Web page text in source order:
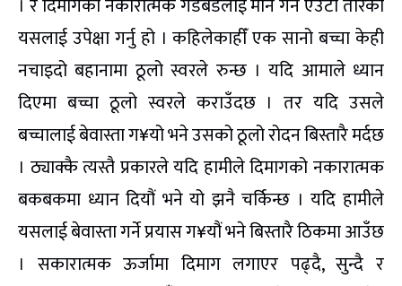
यसलाई उपेक्षा गर्नु हो । कहिलेकाहीँ एक सानो बच्चा केही
नचाइदो बहानामा ठूलो स्वरले रुन्छ । यदि आमाले ध्यान
दिएमा बच्चा ठूलो स्वरले कराउँदछ । तर यदि उसले
बच्चालाई बेवास्ता ग¥यो भने उसको ठूलो रोदन बिस्तारै मर्दछ
। ठ्याक्कै त्यस्तै प्रकारले यदि हामीले दिमागको नकारात्मक
बकबकमा ध्यान दियौं भने यो झनै चर्किन्छ । यदि हामीले
यसलाई बेवास्ता गर्ने प्रयास ग¥यौं भने बिस्तारै ठिकमा आउँछ
। सकारात्मक ऊर्जामा दिमाग लगाएर पढ्दै, सुन्दै र